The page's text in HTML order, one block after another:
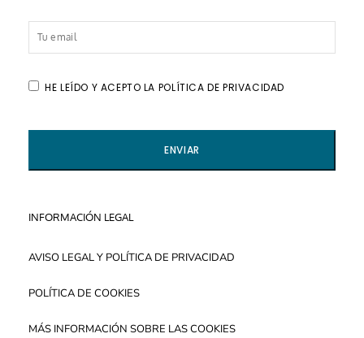
HE LEÍDO Y ACEPTO LA POLÍTICA DE PRIVACIDAD
INFORMACIÓN LEGAL
AVISO LEGAL Y POLÍTICA DE PRIVACIDAD
POLÍTICA DE COOKIES
MÁS INFORMACIÓN SOBRE LAS COOKIES